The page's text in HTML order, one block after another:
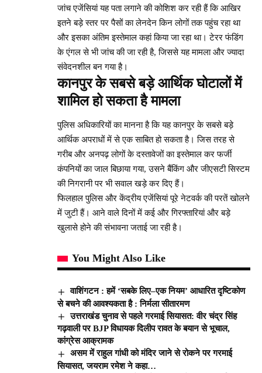
जांच एजेंसियां यह पता लगाने की कोशिश कर रही हैं कि आखिर
इतने बड़े स्तर पर पैसों का लेनदेन किन लोगों तक पहुंच रहा था
और इसका अंतिम इस्तेमाल कहां किया जा रहा था। टेरर फंडिंग
के एंगल से भी जांच की जा रही है, जिससे यह मामला और ज्यादा
संवेदनशील बन गया है।
कानपुर के सबसे बड़े आर्थिक घोटालों में
शामिल हो सकता है मामला
पुलिस अधिकारियों का मानना है कि यह कानपुर के सबसे बड़े
आर्थिक अपराधों में से एक साबित हो सकता है। जिस तरह से
गरीब और अनपढ़ लोगों के दस्तावेजों का इस्तेमाल कर फर्जी
कंपनियों का जाल बिछाया गया, उसने बैंकिंग और जीएसटी सिस्टम
की निगरानी पर भी सवाल खड़े कर दिए हैं।
फिलहाल पुलिस और केंद्रीय एजेंसियां पूरे नेटवर्क की परतें खोलने
में जुटी हैं। आने वाले दिनों में कई और गिरफ्तारियां और बड़े
खुलासे होने की संभावना जताई जा रही है।
You Might Also Like
वाशिंगटन : हमें ‘सबके लिए–एक नियम’ आधारित दृष्टिकोण
से बचने की आवश्यकता है : निर्मला सीतारमण
उत्तराखंड चुनाव से पहले गरमाई सियासत: वीर चंद्र सिंह
गढ़वाली पर BJP विधायक दिलीप रावत के बयान से भूचाल,
कांग्रेस आक्रामक
असम में राहुल गांधी को मंदिर जाने से रोकने पर गरमाई
सियासत, जयराम रमेश ने कहा…